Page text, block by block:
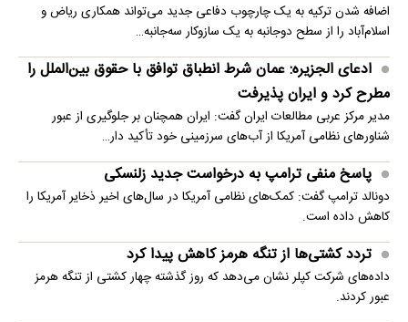
اضافه شدن ترکیه به یک چارچوب دفاعی جدید می‌تواند همکاری ریاض و
اسلام‌آباد را از سطح دوجانبه به یک سازوکار سه‌جانبه…
ادعای الجزیره: عمان شرط انطباق توافق با حقوق بین‌الملل را
مطرح کرد و ایران پذیرفت
مدیر مرکز عربی مطالعات ایران گفت: ایران همچنان بر جلوگیری از عبور
شناورهای نظامی آمریکا از آب‌های سرزمینی خود تأکید دار…
پاسخ منفی ترامپ به درخواست جدید زلنسکی
دونالد ترامپ گفت: کمک‌های نظامی آمریکا در سال‌های اخیر ذخایر آمریکا را
کاهش داده است.
تردد کشتی‌ها از تنگه هرمز کاهش پیدا کرد
داده‌های شرکت کپلر نشان می‌دهد که روز گذشته چهار کشتی از تنگه هرمز
عبور کردند.